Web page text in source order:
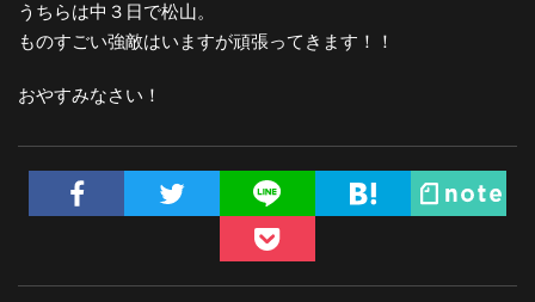
うちらは中３日で松山。
ものすごい強敵はいますが頑張ってきます！！
おやすみなさい！